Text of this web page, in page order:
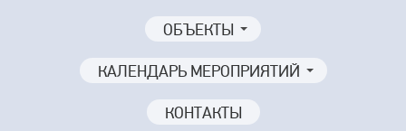
ОБЪЕКТЫ
КАЛЕНДАРЬ МЕРОПРИЯТИЙ
КОНТАКТЫ